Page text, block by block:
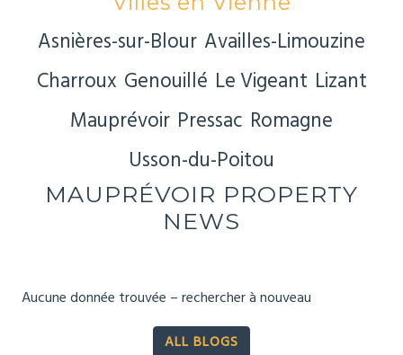
Asnières-sur-Blour Availles-Limouzine
Charroux Genouillé Le Vigeant Lizant
Mauprévoir Pressac Romagne
Usson-du-Poitou
MAUPRÉVOIR PROPERTY
NEWS
Aucune donnée trouvée – rechercher à nouveau
ALL BLOGS